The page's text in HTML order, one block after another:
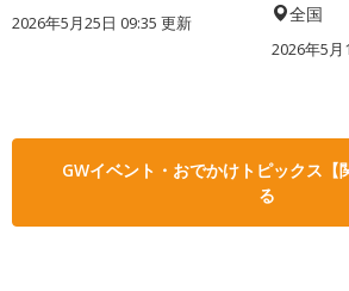
2026年5月25日 09:35 更新 全国
2026年5月
GWイベント・おでかけトピックス【
る